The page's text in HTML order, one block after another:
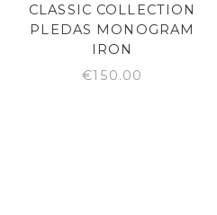
CLASSIC COLLECTION
PLEDAS MONOGRAM
IRON
€150.00